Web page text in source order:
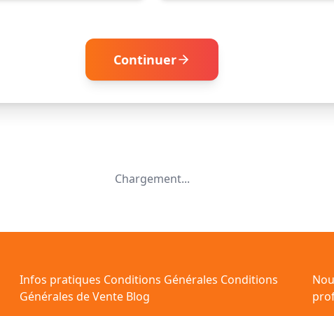
Continuer
Chargement...
Infos pratiques Conditions Générales Conditions
Générales de Vente Blog